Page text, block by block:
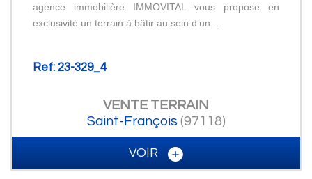
agence immobilière IMMOVITAL vous propose en
exclusivité un terrain à bâtir au sein d’un...
Ref: 23-329_4
VENTE TERRAIN
Saint-François (97118)
VOIR